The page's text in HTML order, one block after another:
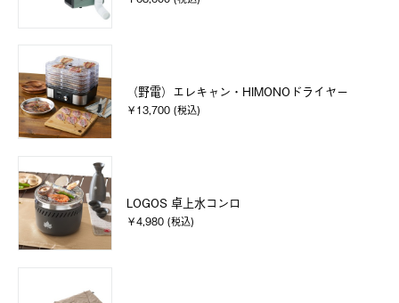
（野電）エレキャン・HIMONOドライヤー
￥13,700 (税込)
LOGOS 卓上水コンロ
￥4,980 (税込)